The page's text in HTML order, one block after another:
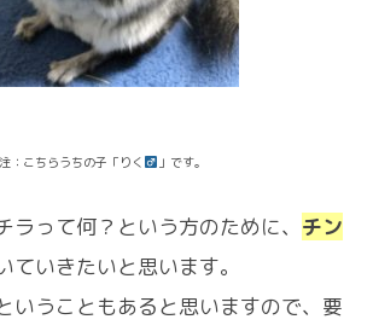
注：こちらうちの子「りく 」です。
ラって何？という方のために、 チン
ていきたいと思います。
いうこともあると思いますので、要